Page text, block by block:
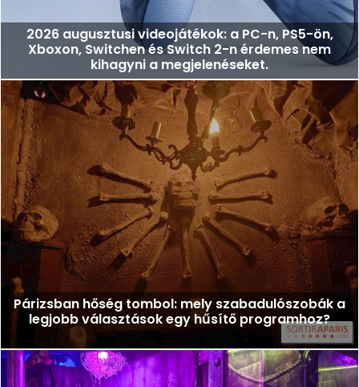
2026 augusztusi videojátékok: a PC-n, PS5-ön,
Xboxon, Switchen és Switch 2-n érdemes nem
kihagyni a megjelenéseket.
Párizsban hőség tombol: mely szabadulószobák a
legjobb választások egy hűsítő programhoz?